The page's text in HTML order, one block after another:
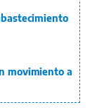
movimiento a